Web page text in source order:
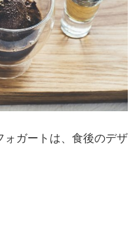
ォガートは、食後のデザ